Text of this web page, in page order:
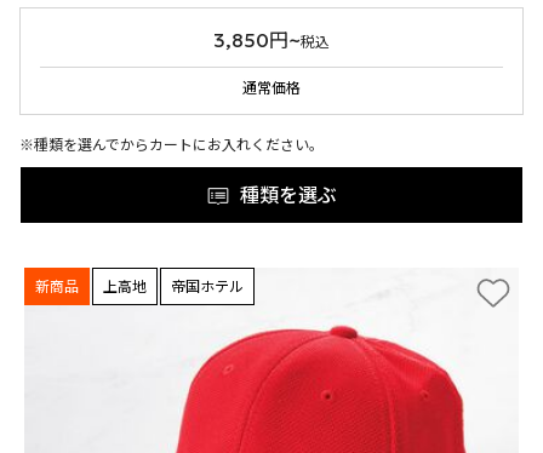
3,850円~税込
通常価格
※種類を選んでからカートにお入れください。
種類を選ぶ
新商品 上高地 帝国ホテル